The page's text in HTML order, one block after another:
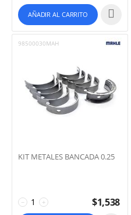
AÑADIR AL CARRITO
98500030MAH
KIT METALES BANCADA 0.25
+
− $1,538